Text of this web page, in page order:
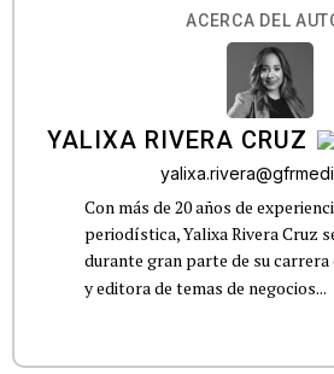
ACERCA DEL
YALIXA RIVERA CRUZ
Con más de 20 años de
periodística, Yalixa Rivera Cruz
durante gran parte de su
y editora de temas de negocios...